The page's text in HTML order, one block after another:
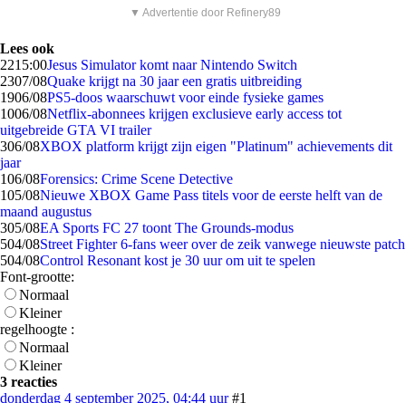
▼ Advertentie door Refinery89
Lees ook
2215:00Jesus Simulator komt naar Nintendo Switch
2307/08Quake krijgt na 30 jaar een gratis uitbreiding
1906/08PS5-doos waarschuwt voor einde fysieke games
1006/08Netflix-abonnees krijgen exclusieve early access tot
uitgebreide GTA VI trailer
306/08XBOX platform krijgt zijn eigen "Platinum" achievements dit
jaar
106/08Forensics: Crime Scene Detective
105/08Nieuwe XBOX Game Pass titels voor de eerste helft van de
maand augustus
305/08EA Sports FC 27 toont The Grounds-modus
504/08Street Fighter 6-fans weer over de zeik vanwege nieuwste patch
504/08Control Resonant kost je 30 uur om uit te spelen
Font-grootte:
Normaal
Kleiner
regelhoogte :
Normaal
Kleiner
3 reacties
donderdag 4 september 2025, 04:44 uur #1